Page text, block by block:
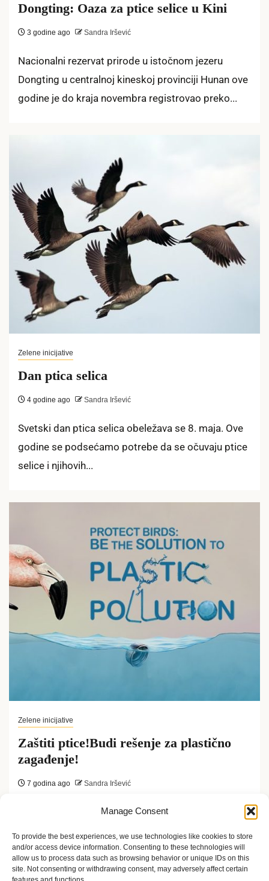
Manage Consent
To provide the best experiences, we use technologies like cookies to store
and/or access device information. Consenting to these technologies will
allow us to process data such as browsing behavior or unique IDs on this
site. Not consenting or withdrawing consent, may adversely affect certain
Dongting: Oaza za ptice selice u Kini
3 godine ago Sandra Iršević
Nacionalni rezervat prirode u istočnom jezeru
Dongting u centralnoj kineskoj provinciji Hunan ove
godine je do kraja novembra registrovao preko...
Zelene inicijative
Dan ptica selica
4 godine ago Sandra Iršević
Svetski dan ptica selica obeležava se 8. maja. Ove
godine se podsećamo potrebe da se očuvaju ptice
selice i njihovih...
Zelene inicijative
Zaštiti ptice!Budi rešenje za plastično
zagađenje!
7 godina ago Sandra Iršević
„Zaštiti ptice! Budi rešenje za plastično zagađenje!“,
slogan je ovogodinjeg Dana ptica selica koji se
uvek obeležava druge subote u...